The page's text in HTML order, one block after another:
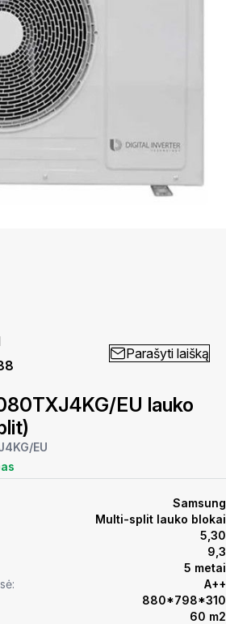
Parašyti laišką
EU lauko
EU
Samsung
Multi-split lauko blokai
5,30
9,3
5 metai
A++
880*798*310
60 m2